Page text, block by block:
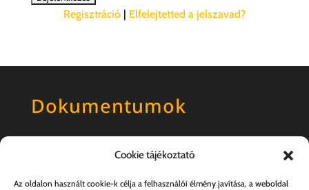
Cookie tájékoztató
Az oldalon használt cookie-k célja a felhasználói élmény javítása, a weboldal
Regisztráció| Elfelejtetted a jelszavad?
Dokumentumok
Általános szerződési feltételek